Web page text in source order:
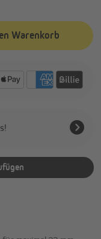
Wert ein oder
Warenkorb